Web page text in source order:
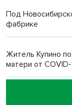
Под
фабрике
Житель Купино
матери от COVID-
Новосибирский